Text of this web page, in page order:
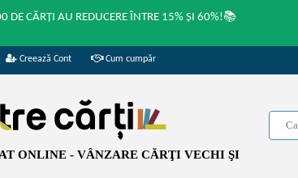
DE CĂRȚI AU REDUCERE ÎNTRE 15% ȘI 60%!📚
Creează Cont Cum cumpăr
ONLINE - VÂNZARE CĂRŢI VECHI ŞI